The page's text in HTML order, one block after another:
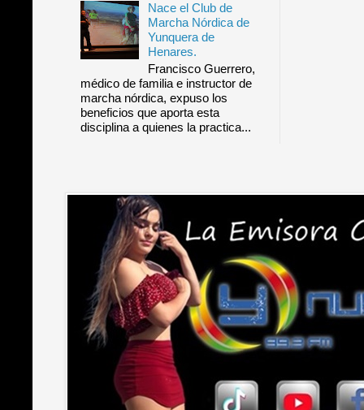
Nace el Club de
Marcha Nórdica de
Yunquera de
Henares.
Francisco Guerrero,
médico de familia e instructor de
marcha nórdica, expuso los
beneficios que aporta esta
disciplina a quienes la practica...